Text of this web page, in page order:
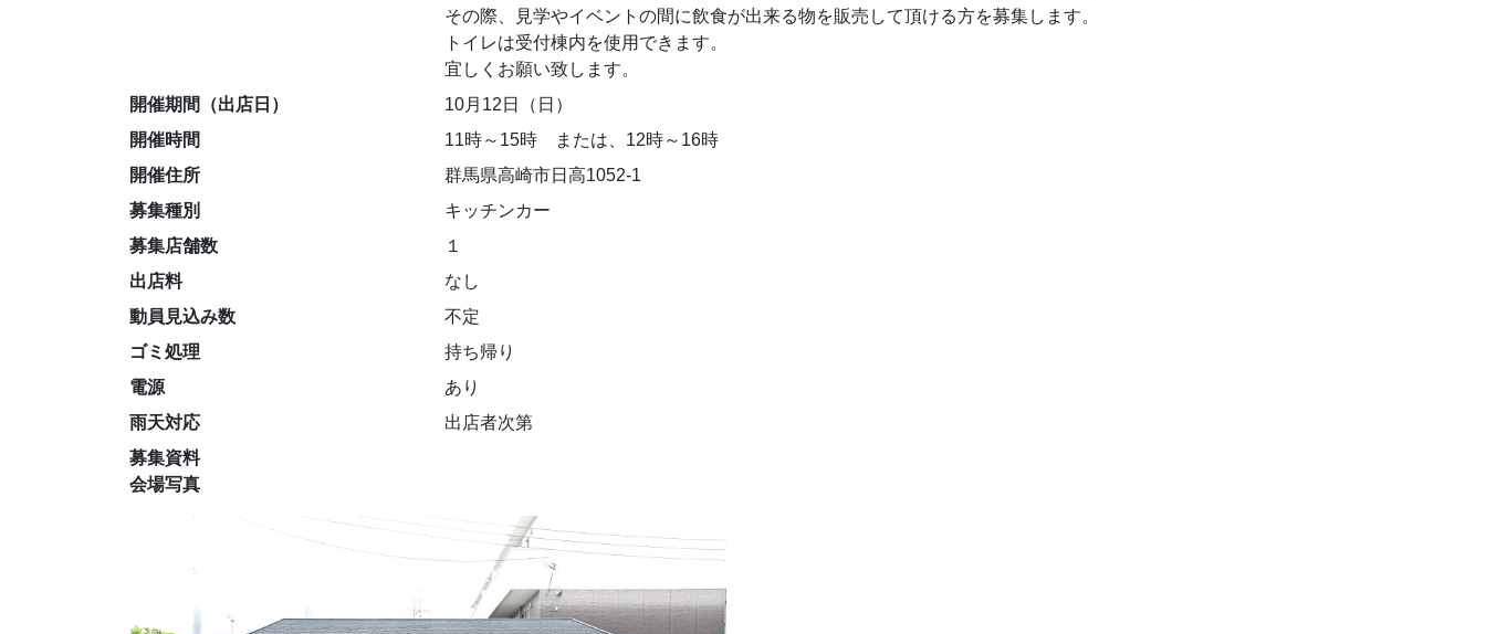
その際、見学やイベントの間に飲食が出来る物を販売して頂ける方を募集します。
トイレは受付棟内を使用できます。
宜しくお願い致します。
開催期間（出店日）
10月12日（日）
開催時間
11時～15時 または、12時～16時
開催住所
群馬県高崎市日高1052-1
募集種別
キッチンカー
募集店舗数
１
出店料
なし
動員見込み数
不定
ゴミ処理
持ち帰り
電源
あり
雨天対応
出店者次第
募集資料
会場写真